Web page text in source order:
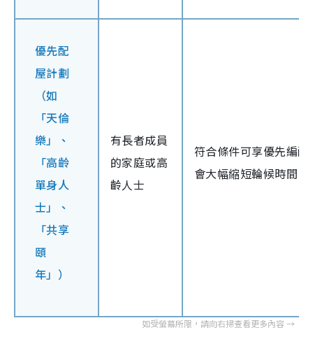
優先配
屋計劃
（如
「天倫
樂」、
「高齡
單身人
士」、
「共享
頤
年」）
有長者成員
的家庭或高
齡人士
符合條件可享優先編
會大幅縮短輪候時間。